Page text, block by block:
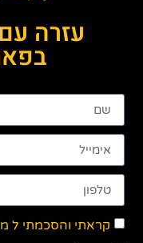
עזרה
קראתי והסכמתי ל